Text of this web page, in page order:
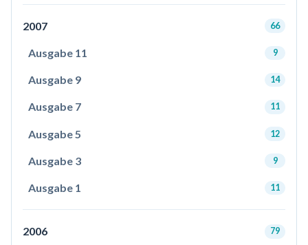
2007 66
Ausgabe 11 9
Ausgabe 9 14
Ausgabe 7 11
Ausgabe 5 12
Ausgabe 3 9
Ausgabe 1 11
2006 79